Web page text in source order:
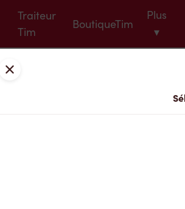
Traiteur
Tim
BoutiqueTim
Plus
▾
Fermer